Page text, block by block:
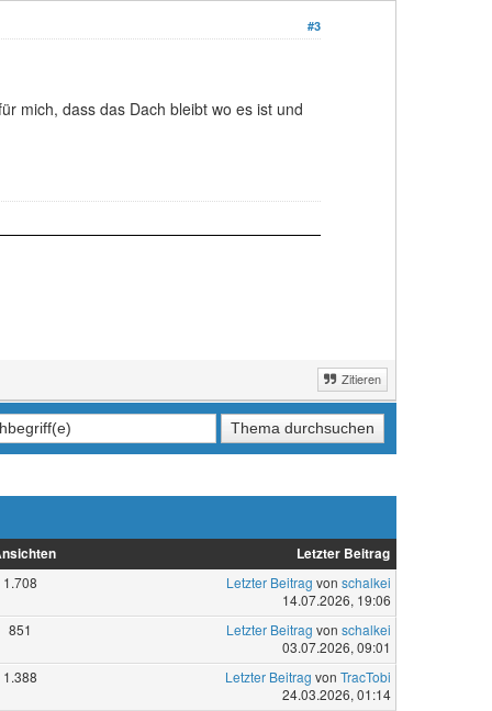
#3
mich, dass das Dach bleibt wo es ist und
Zitieren
Letzter Beitrag
1.708 Letzter Beitrag von schalkei
14.07.2026, 19:06
851 Letzter Beitrag von schalkei
03.07.2026, 09:01
1.388 Letzter Beitrag von TracTobi
24.03.2026, 01:14